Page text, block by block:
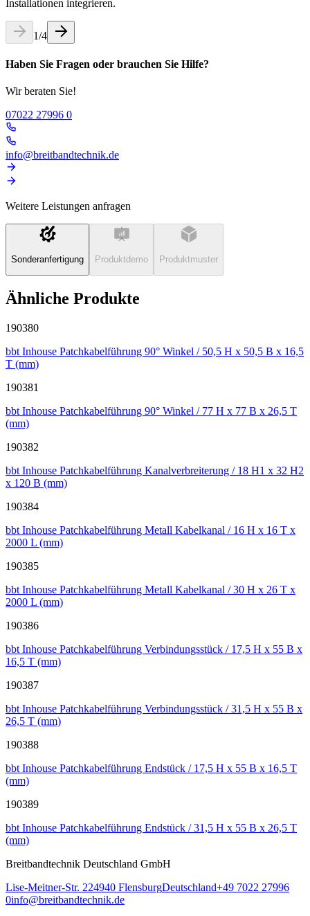
Installationen integrieren.
1/4
Haben Sie Fragen oder brauchen Sie Hilfe?
Wir beraten Sie!
07022 27996 0
info@breitbandtechnik.de
Weitere Leistungen anfragen
Sonderanfertigung Produktdemo Produktmuster
Ähnliche Produkte
190380
bbt Inhouse Patchkabelführung 90° Winkel / 50,5 H x 50,5 B x 16,5
T (mm)
190381
bbt Inhouse Patchkabelführung 90° Winkel / 77 H x 77 B x 26,5 T
(mm)
190382
bbt Inhouse Patchkabelführung Kanalverbreiterung / 18 H1 x 32 H2
x 120 B (mm)
190384
bbt Inhouse Patchkabelführung Metall Kabelkanal / 16 H x 16 T x
2000 L (mm)
190385
bbt Inhouse Patchkabelführung Metall Kabelkanal / 30 H x 26 T x
2000 L (mm)
190386
bbt Inhouse Patchkabelführung Verbindungsstück / 17,5 H x 55 B x
16,5 T (mm)
190387
bbt Inhouse Patchkabelführung Verbindungsstück / 31,5 H x 55 B x
26,5 T (mm)
190388
bbt Inhouse Patchkabelführung Endstück / 17,5 H x 55 B x 16,5 T
(mm)
190389
bbt Inhouse Patchkabelführung Endstück / 31,5 H x 55 B x 26,5 T
(mm)
Breitbandtechnik Deutschland GmbH
Lise-Meitner-Str. 224940 FlensburgDeutschland+49 7022 27996
0info@breitbandtechnik.de